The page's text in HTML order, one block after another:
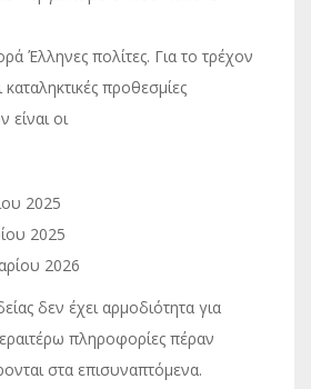
Έλληνες πολίτες. Για το τρέχον
προθεσμίες
είναι οι
2025
2025
2026
δεν έχει αρμοδιότητα για
πληροφορίες πέραν
στα επισυναπτόμενα.